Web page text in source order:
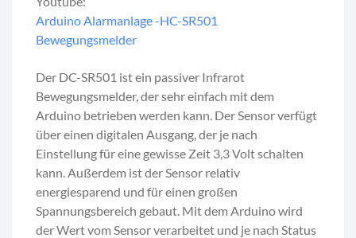
Arduino Alarmanlage -HC-SR501
Bewegungsmelder
Der DC-SR501 ist ein passiver Infrarot
Bewegungsmelder, der sehr einfach mit dem
Arduino betrieben werden kann. Der Sensor verfügt
über einen digitalen Ausgang, der je nach
Einstellung für eine gewisse Zeit 3,3 Volt schalten
kann. Außerdem ist der Sensor relativ
energiesparend und für einen großen
Spannungsbereich gebaut. Mit dem Arduino wird
der Wert vom Sensor verarbeitet und je nach Status